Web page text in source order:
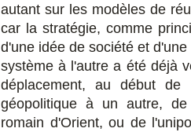
autant sur les modèles de
car la stratégie, comme
d'une idée de société et
système à l'autre a été déjà
déplacement, au début
géopolitique à un autre,
romain d'Orient, ou de